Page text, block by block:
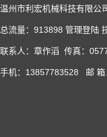
温州市利宏机械科技有限公
总流量：913898 管理登陆
联系人：章作滔 传真：
手机：13857783528 邮 箱